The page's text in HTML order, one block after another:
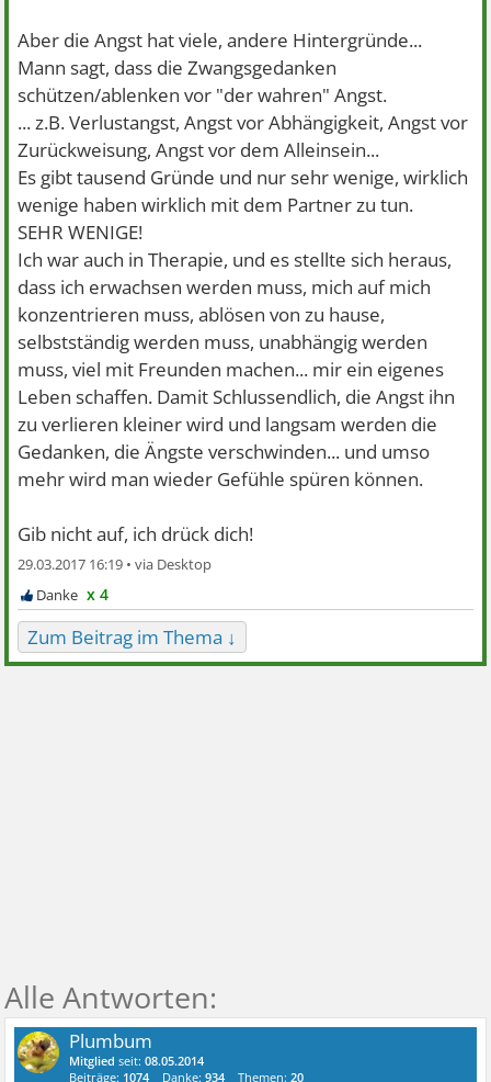
Aber die Angst hat viele, andere Hintergründe...
Mann sagt, dass die Zwangsgedanken
schützen/ablenken vor "der wahren" Angst.
... z.B. Verlustangst, Angst vor Abhängigkeit, Angst vor
Zurückweisung, Angst vor dem Alleinsein...
Es gibt tausend Gründe und nur sehr wenige, wirklich
wenige haben wirklich mit dem Partner zu tun.
SEHR WENIGE!
Ich war auch in Therapie, und es stellte sich heraus,
dass ich erwachsen werden muss, mich auf mich
konzentrieren muss, ablösen von zu hause,
selbstständig werden muss, unabhängig werden
muss, viel mit Freunden machen... mir ein eigenes
Leben schaffen. Damit Schlussendlich, die Angst ihn
zu verlieren kleiner wird und langsam werden die
Gedanken, die Ängste verschwinden... und umso
mehr wird man wieder Gefühle spüren können.
Gib nicht auf, ich drück dich!
29.03.2017 16:19 •
x 4
Zum Beitrag im Thema ↓
Plumbum
Mitglied seit:08.05.2014
Beiträge: 1074 Danke:934 Themen:20